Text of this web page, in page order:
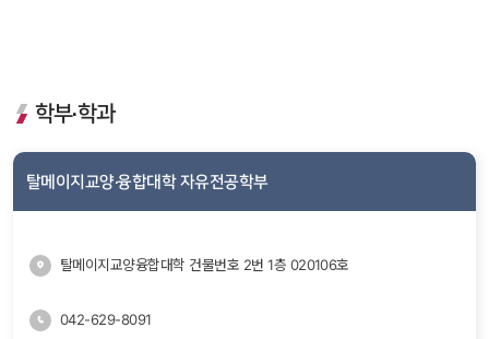
학부·학과
탈메이지교양·융합대학 자유전공학부
탈메이지교양융합대학 건물번호 2번 1층 020106호
042-629-8091